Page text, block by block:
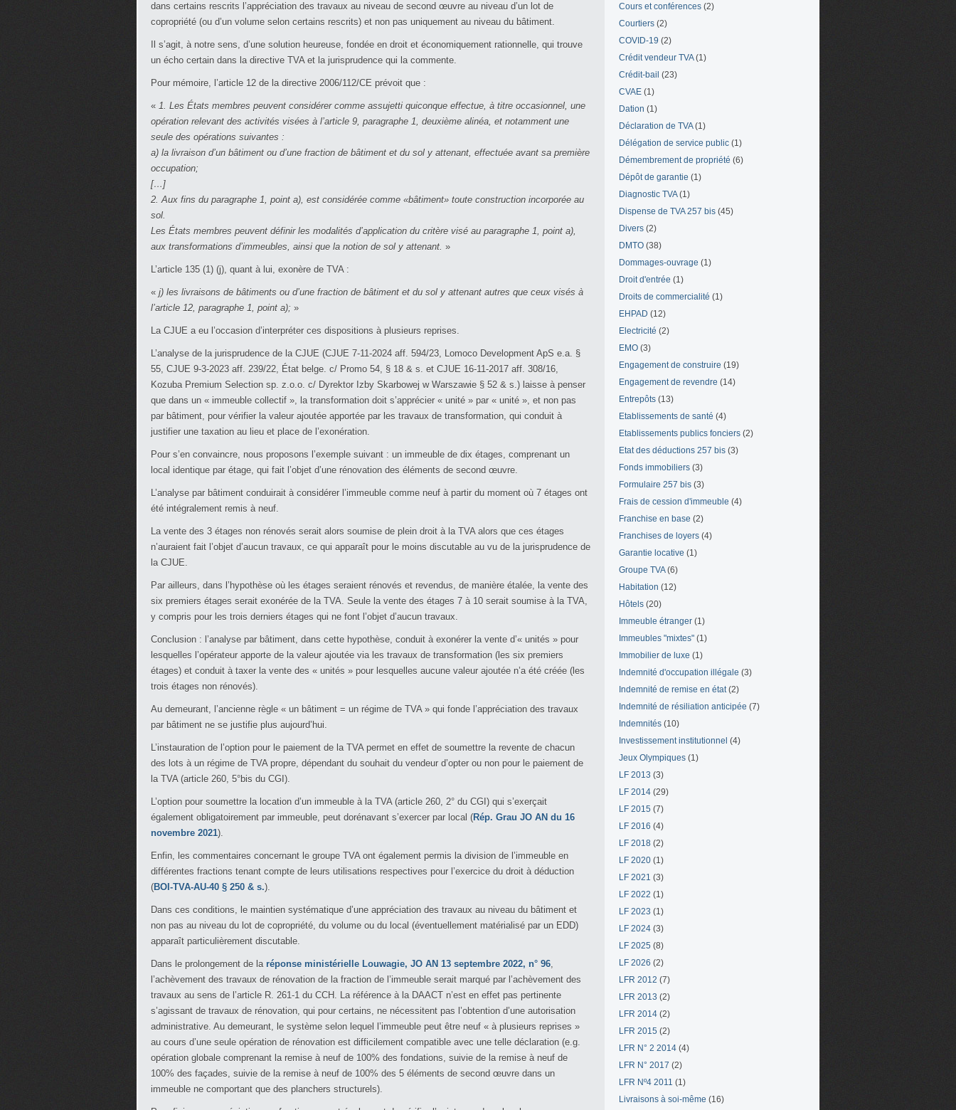
dans certains rescrits l’appréciation des travaux au niveau de second œuvre au niveau d’un lot de
copropriété (ou d’un volume selon certains rescrits) et non pas uniquement au niveau du bâtiment.
Il s’agit, à notre sens, d’une solution heureuse, fondée en droit et économiquement rationnelle, qui trouve
un écho certain dans la directive TVA et la jurisprudence qui la commente.
Pour mémoire, l’article 12 de la directive 2006/112/CE prévoit que :
« 1. Les États membres peuvent considérer comme assujetti quiconque effectue, à titre occasionnel, une
opération relevant des activités visées à l’article 9, paragraphe 1, deuxième alinéa, et notamment une
seule des opérations suivantes :
a) la livraison d’un bâtiment ou d’une fraction de bâtiment et du sol y attenant, effectuée avant sa première
occupation;
[…]
2. Aux fins du paragraphe 1, point a), est considérée comme «bâtiment» toute construction incorporée au
sol.
Les États membres peuvent définir les modalités d’application du critère visé au paragraphe 1, point a),
aux transformations d’immeubles, ainsi que la notion de sol y attenant. »
L’article 135 (1) (j), quant à lui, exonère de TVA :
« j) les livraisons de bâtiments ou d’une fraction de bâtiment et du sol y attenant autres que ceux visés à
l’article 12, paragraphe 1, point a); »
La CJUE a eu l’occasion d’interpréter ces dispositions à plusieurs reprises.
L’analyse de la jurisprudence de la CJUE (CJUE 7-11-2024 aff. 594/23, Lomoco Development ApS e.a. §
55, CJUE 9-3-2023 aff. 239/22, État belge. c/ Promo 54, § 18 & s. et CJUE 16-11-2017 aff. 308/16,
Kozuba Premium Selection sp. z.o.o. c/ Dyrektor Izby Skarbowej w Warszawie § 52 & s.) laisse à penser
que dans un « immeuble collectif », la transformation doit s’apprécier « unité » par « unité », et non pas
par bâtiment, pour vérifier la valeur ajoutée apportée par les travaux de transformation, qui conduit à
justifier une taxation au lieu et place de l’exonération.
Pour s’en convaincre, nous proposons l’exemple suivant : un immeuble de dix étages, comprenant un
local identique par étage, qui fait l’objet d’une rénovation des éléments de second œuvre.
L’analyse par bâtiment conduirait à considérer l’immeuble comme neuf à partir du moment où 7 étages ont
été intégralement remis à neuf.
La vente des 3 étages non rénovés serait alors soumise de plein droit à la TVA alors que ces étages
n’auraient fait l’objet d’aucun travaux, ce qui apparaît pour le moins discutable au vu de la jurisprudence de
la CJUE.
Par ailleurs, dans l’hypothèse où les étages seraient rénovés et revendus, de manière étalée, la vente des
six premiers étages serait exonérée de la TVA. Seule la vente des étages 7 à 10 serait soumise à la TVA,
y compris pour les trois derniers étages qui ne font l’objet d’aucun travaux.
Conclusion : l’analyse par bâtiment, dans cette hypothèse, conduit à exonérer la vente d’« unités » pour
lesquelles l’opérateur apporte de la valeur ajoutée via les travaux de transformation (les six premiers
étages) et conduit à taxer la vente des « unités » pour lesquelles aucune valeur ajoutée n’a été créée (les
trois étages non rénovés).
Au demeurant, l’ancienne règle « un bâtiment = un régime de TVA » qui fonde l’appréciation des travaux
par bâtiment ne se justifie plus aujourd’hui.
L’instauration de l’option pour le paiement de la TVA permet en effet de soumettre la revente de chacun
des lots à un régime de TVA propre, dépendant du souhait du vendeur d’opter ou non pour le paiement de
la TVA (article 260, 5°bis du CGI).
L’option pour soumettre la location d’un immeuble à la TVA (article 260, 2° du CGI) qui s’exerçait
également obligatoirement par immeuble, peut dorénavant s’exercer par local (Rép. Grau JO AN du 16
novembre 2021).
Enfin, les commentaires concernant le groupe TVA ont également permis la division de l’immeuble en
différentes fractions tenant compte de leurs utilisations respectives pour l’exercice du droit à déduction
(BOI-TVA-AU-40 § 250 & s.).
Dans ces conditions, le maintien systématique d’une appréciation des travaux au niveau du bâtiment et
non pas au niveau du lot de copropriété, du volume ou du local (éventuellement matérialisé par un EDD)
apparaît particulièrement discutable.
Dans le prolongement de la réponse ministérielle Louwagie, JO AN 13 septembre 2022, n° 96,
l’achèvement des travaux de rénovation de la fraction de l’immeuble serait marqué par l’achèvement des
travaux au sens de l’article R. 261-1 du CCH. La référence à la DAACT n’est en effet pas pertinente
s’agissant de travaux de rénovation, qui pour certains, ne nécessitent pas l’obtention d’une autorisation
administrative. Au demeurant, le système selon lequel l’immeuble peut être neuf « à plusieurs reprises »
au cours d’une seule opération de rénovation est difficilement compatible avec une telle déclaration (e.g.
opération globale comprenant la remise à neuf de 100% des fondations, suivie de la remise à neuf de
100% des façades, suivie de la remise à neuf de 100% des 5 éléments de second œuvre dans un
immeuble ne comportant que des planchers structurels).
Cours et conférences (2)
Courtiers (2)
COVID-19 (2)
Crédit vendeur TVA(1)
Crédit-bail (23)
CVAE (1)
Dation (1)
Déclaration de TVA(1)
Délégation de service public (1)
Démembrement de propriété (6)
Dépôt de garantie (1)
Diagnostic TVA(1)
Dispense de TVA 257 bis (45)
Divers (2)
DMTO (38)
Dommages-ouvrage (1)
Droit d'entrée (1)
Droits de commercialité (1)
EHPAD (12)
Electricité (2)
EMO (3)
Engagement de construire (19)
Engagement de revendre (14)
Entrepôts (13)
Etablissements de santé (4)
Etablissements publics fonciers (2)
Etat des déductions 257 bis (3)
Fonds immobiliers (3)
Formulaire 257 bis (3)
Frais de cession d'immeuble (4)
Franchise en base (2)
Franchises de loyers (4)
Garantie locative (1)
Groupe TVA(6)
Habitation (12)
Hôtels (20)
Immeuble étranger (1)
Immeubles "mixtes" (1)
Immobilier de luxe (1)
Indemnité d'occupation illégale (3)
Indemnité de remise en état(2)
Indemnité de résiliation anticipée (7)
Indemnités (10)
Investissement institutionnel (4)
Jeux Olympiques (1)
LF 2013 (3)
LF 2014 (29)
LF 2015 (7)
LF 2016 (4)
LF 2018 (2)
LF 2020 (1)
LF 2021 (3)
LF 2022 (1)
LF 2023 (1)
LF 2024 (3)
LF 2025 (8)
LF 2026 (2)
LFR 2012 (7)
LFR 2013 (2)
LFR 2014 (2)
LFR 2015 (2)
LFR N° 2 2014 (4)
LFR N° 2017 (2)
LFR Nº4 2011 (1)
Livraisons à soi-même (16)